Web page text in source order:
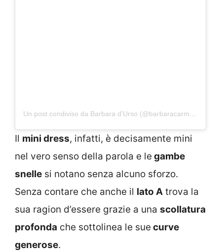
Un post condiviso da Barbara d’Urso (@barbaracarmelitadurso)
Il mini dress, infatti, è decisamente mini
nel vero senso della parola e le gambe
snelle si notano senza alcuno sforzo.
Senza contare che anche il lato A trova la
sua ragion d’essere grazie a una scollatura
profonda che sottolinea le sue curve
generose.